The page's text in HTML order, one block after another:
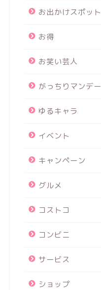
お出かけスポット
お得
お笑い芸人
がっちりマンデー
ゆるキャラ
イベント
キャンペーン
グルメ
コストコ
コンビニ
サービス
ショップ